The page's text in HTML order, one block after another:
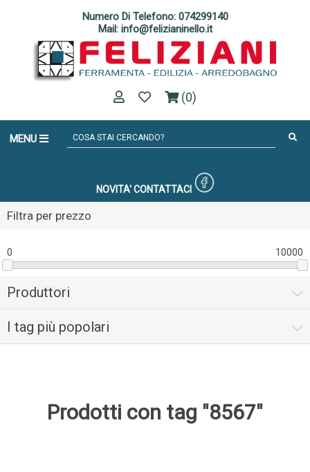
Numero Di Telefono: 074299140
Mail: info@felizianinello.it
(0)
MENU
NOVITA' CONTATTACI
Filtra per prezzo
0 10000
Produttori
I tag più popolari
Prodotti con tag "8567"